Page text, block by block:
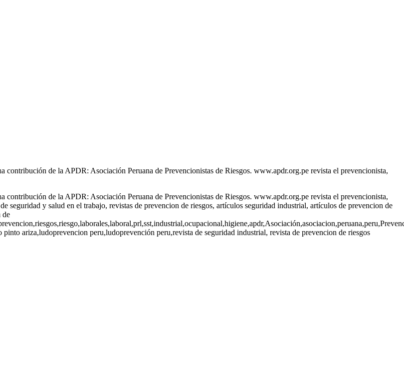
contribución de la APDR: Asociación Peruana de Prevencionistas de Riesgos. www.apdr.org.pe revista el prevencionista,
contribución de la APDR: Asociación Peruana de Prevencionistas de Riesgos. www.apdr.org.pe revista el prevencionista,
seguridad y salud en el trabajo, revistas de prevencion de riesgos, artículos seguridad industrial, artículos de prevencion de
de
ariza,ludoprevencion peru,ludoprevención peru,revista de seguridad industrial, revista de prevencion de riesgos